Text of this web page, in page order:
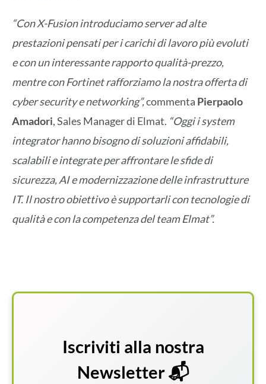
“Con X-Fusion introduciamo server ad alte
prestazioni pensati per i carichi di lavoro più evoluti
e con un interessante rapporto qualità-prezzo,
mentre con Fortinet rafforziamo la nostra offerta di
cyber security e networking”,commenta Pierpaolo
Amadori, Sales Manager di Elmat. “Oggi i system
integrator hanno bisogno di soluzioni affidabili,
scalabili e integrate per affrontare le sfide di
sicurezza, AI e modernizzazione delle infrastrutture
IT. Il nostro obiettivo è supportarli con tecnologie di
qualità e con la competenza del team Elmat”.
Iscriviti alla nostra
Newsletter 📬